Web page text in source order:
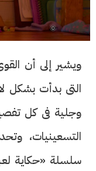
ويشير إلى أن
وجلية فى كل
التسعينيات،
سلسلة «حكاية